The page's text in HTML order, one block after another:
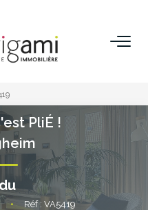
PliÉ !
• Réf : VA5419